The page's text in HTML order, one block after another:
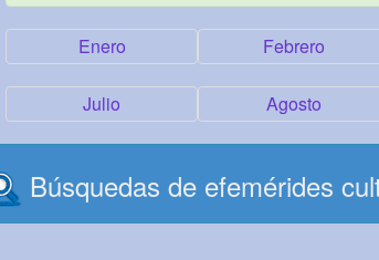
Enero Febrero
Julio Agosto
Búsquedas de efemérides